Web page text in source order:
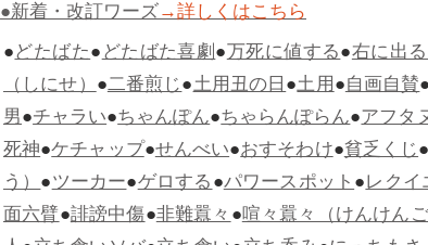
●新着・改訂ワーズ→詳しくはこちら
●どたばた●どたばた喜劇●万死に値する●右に出
（しにせ）●二番煎じ●土用丑の日●土用●自画自賛
男●チャラい●ちゃんぽん●ちゃらんぽらん●アフタ
死神●ケチャップ●せんべい●おすそわけ●貧乏くじ
う）●ツーカー●ゲロする●パワースポット●レクイ
面六臂●誹謗中傷●非難囂々●喧々囂々（けんけん